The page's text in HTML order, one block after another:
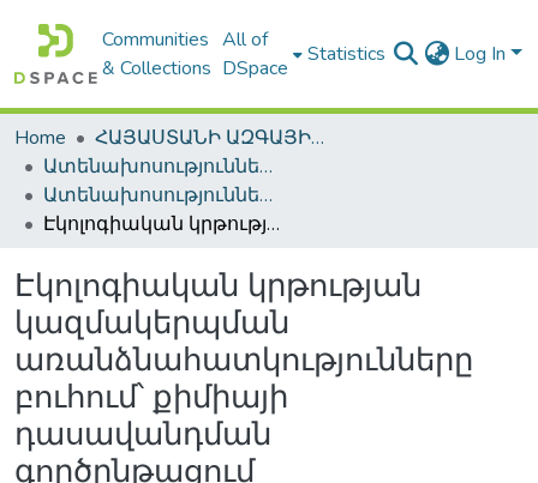
Communities
& Collections
All of
DSpace
Statistics Log In
Home
ՀԱՅԱՍՏԱՆԻ ԱԶԳԱՅԻՆ ԳՐԱԴԱՐԱՆԻ ԹՎԱՅԻՆ ՊԱՀՈՑ / DIGITAL REPOSITORY OF NLA
Ատենախոսություններ և սեղմագրեր / Theses & Abstracts
Ատենախոսություններ և սեղմագրեր / Theses & Abstracts
Էկոլոգիական կրթության կազմակերպման առանձնահատկությունները բուհում՝ քիմիայի դասավանդման գործընթացում
Էկոլոգիական կրթության
կազմակերպման
առանձնահատկությունները
բուհում՝ քիմիայի
դասավանդման
գործընթացում